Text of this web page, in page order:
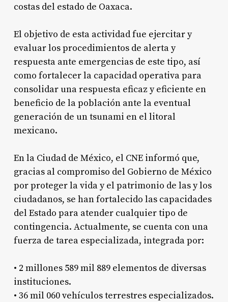
costas del estado de Oaxaca.
El objetivo de esta actividad fue ejercitar y
evaluar los procedimientos de alerta y
respuesta ante emergencias de este tipo, así
como fortalecer la capacidad operativa para
consolidar una respuesta eficaz y eficiente en
beneficio de la población ante la eventual
generación de un tsunami en el litoral
mexicano.
En la Ciudad de México, el CNE informó que,
gracias al compromiso del Gobierno de México
por proteger la vida y el patrimonio de las y los
ciudadanos, se han fortalecido las capacidades
del Estado para atender cualquier tipo de
contingencia. Actualmente, se cuenta con una
fuerza de tarea especializada, integrada por:
• 2 millones 589 mil 889 elementos de diversas
instituciones.
• 36 mil 060 vehículos terrestres especializados.